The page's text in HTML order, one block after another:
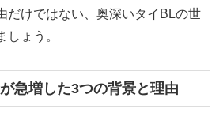
だけではない、奥深いタイBLの世
ょう。
急増した3つの背景と理由